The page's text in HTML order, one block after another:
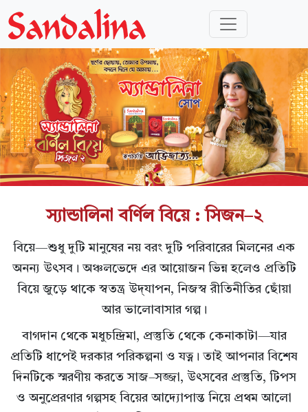
স্যান্ডালিনা বর্ণিল বিয়ে : সিজন–২
বিয়ে—শুধু দুটি মানুষের নয় বরং দুটি পরিবারের মিলনের এক
অনন্য উৎসব। অঞ্চলভেদে এর আয়োজন ভিন্ন হলেও প্রতিটি
বিয়ে জুড়ে থাকে স্বতন্ত্র উদ্‌যাপন, নিজস্ব রীতিনীতির ছোঁয়া
আর ভালোবাসার গল্প।
বাগদান থেকে মধুচন্দ্রিমা, প্রস্তুতি থেকে কেনাকাটা—যার
প্রতিটি ধাপেই দরকার পরিকল্পনা ও যত্ন। তাই আপনার বিশেষ
দিনটিকে স্মরণীয় করতে সাজ–সজ্জা, উৎসবের প্রস্তুতি, টিপস
ও অনুপ্রেরণার গল্পসহ বিয়ের আদ্যোপান্ত নিয়ে প্রথম আলো